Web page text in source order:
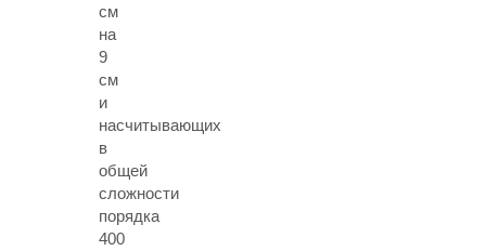
см
на
9
см
и
насчитывающих
в
общей
сложности
порядка
400